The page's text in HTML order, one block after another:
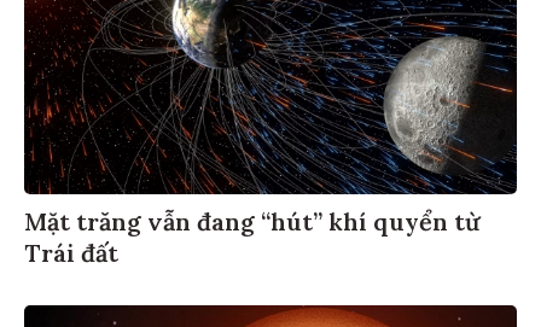
Mặt trăng vẫn đang “hút” khí quyển từ
Trái đất